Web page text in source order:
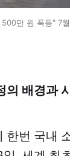
만 원 폭등" 7
의 배경과
번 국내